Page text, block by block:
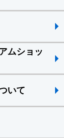
ムショッ
いて